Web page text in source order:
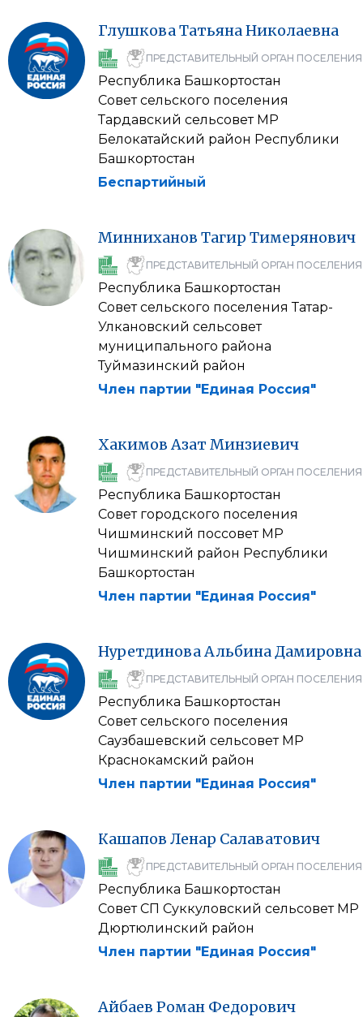
ГлушковаТатьянаНиколаевна
ПРЕДСТАВИТЕЛЬНЫЙ ОРГАН ПОСЕЛЕНИЯ
Республика Башкортостан
Совет сельского поселения
Тардавский сельсовет МР
Белокатайский район Республики
Башкортостан
Беспартийный
Минниханов Тагир Тимерянович
ПРЕДСТАВИТЕЛЬНЫЙ ОРГАН ПОСЕЛЕНИЯ
Республика Башкортостан
Совет сельского поселения Татар-
Улкановский сельсовет
муниципального района
Туймазинский район
Член партии "Единая Россия"
Хакимов Азат Минзиевич
ПРЕДСТАВИТЕЛЬНЫЙ ОРГАН ПОСЕЛЕНИЯ
Республика Башкортостан
Совет городского поселения
Чишминский поссовет МР
Чишминский район Республики
Башкортостан
Член партии "Единая Россия"
НуретдиноваАльбинаДамировна
ПРЕДСТАВИТЕЛЬНЫЙ ОРГАН ПОСЕЛЕНИЯ
Республика Башкортостан
Совет сельского поселения
Саузбашевский сельсовет МР
Краснокамский район
Член партии "Единая Россия"
Кашапов Ленар Салаватович
ПРЕДСТАВИТЕЛЬНЫЙ ОРГАН ПОСЕЛЕНИЯ
Республика Башкортостан
Совет СП Суккуловский сельсовет МР
Дюртюлинский район
Член партии "Единая Россия"
Айбаев Роман Федорович